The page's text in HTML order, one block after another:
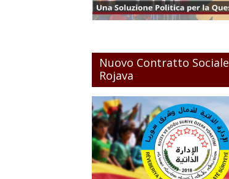
Nuovo Contratto
Rojava